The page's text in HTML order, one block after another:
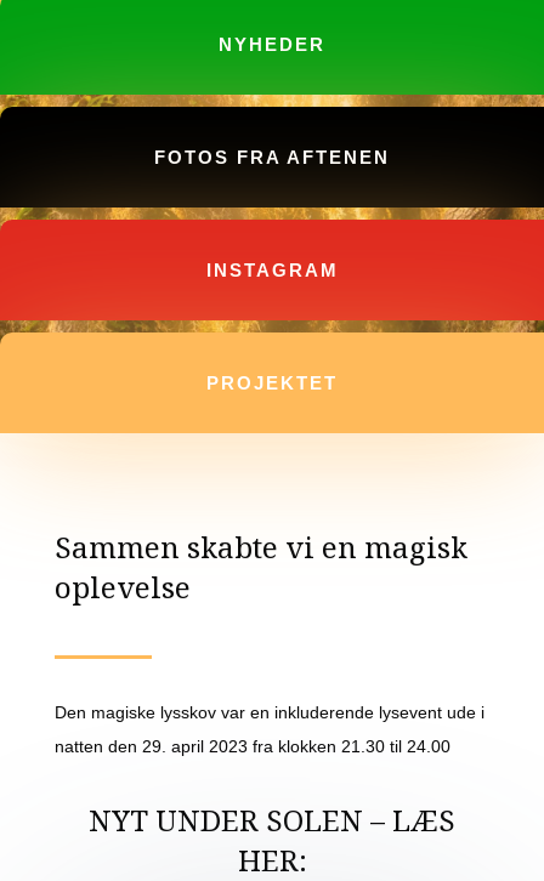
NYHE­DER
FOTOS FRA AFTE­NEN
INS­TA­GRAM
PRO­JEK­TET
Sammen skabte vi en magisk
oplevelse
Den magi­ske lys­skov var en inklu­de­ren­de lyse­vent ude i
nat­ten den 29. april 2023 fra klok­ken 21.30 til 24.00
NYT UNDER SOLEN – LÆS
HER: